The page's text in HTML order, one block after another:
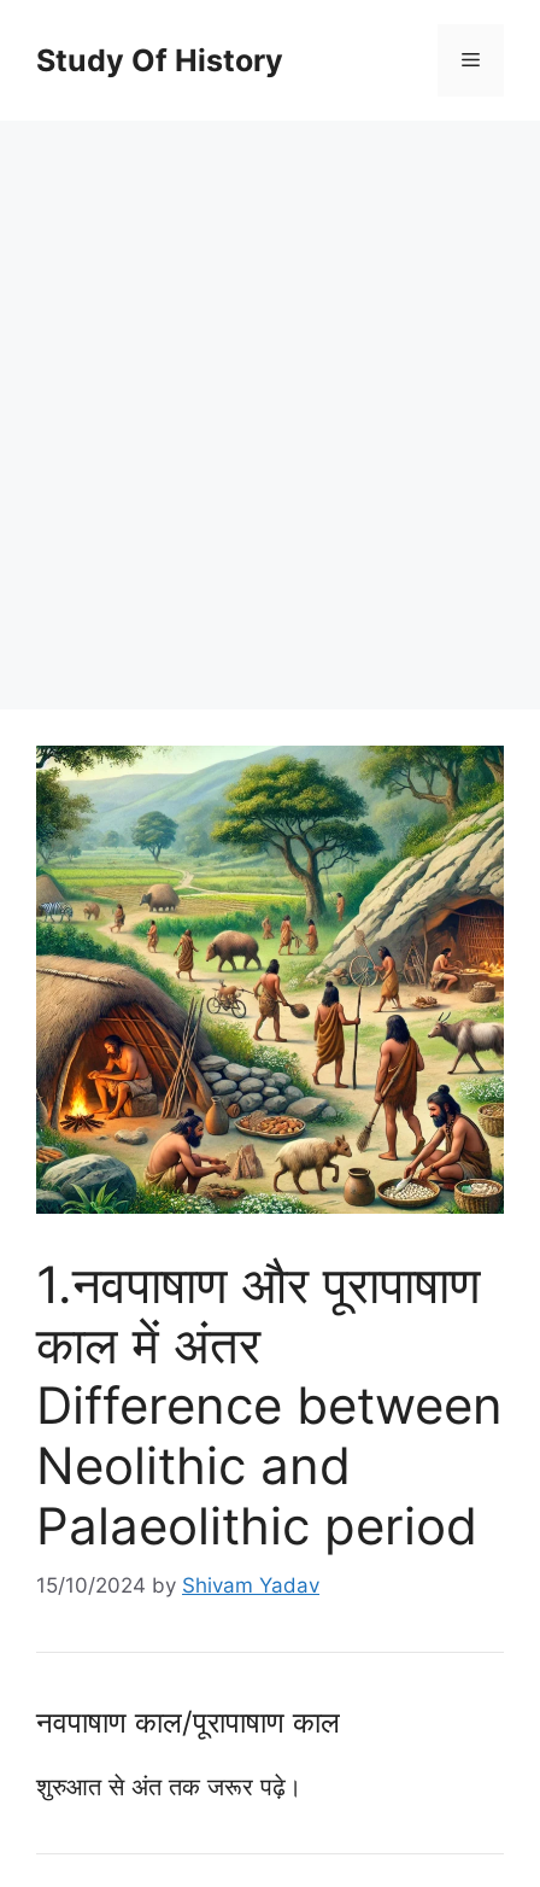
contentStudy Of History Menu
1.नवपाषाण और पूरापाषाण
काल में अंतर
Difference between
Neolithic and
Palaeolithic period
15/10/2024 by Shivam Yadav
नवपाषाण काल/पूरापाषाण काल
शुरुआत से अंत तक जरूर पढ़े।